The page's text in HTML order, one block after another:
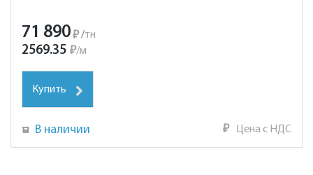
71 890₽ /тн
2569.35 ₽/м
Купить
В наличии ₽ Цена с НДС